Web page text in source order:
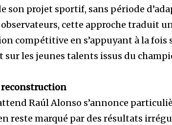
son projet sportif, sans période
cette approche traduit
compétitive en s’appuyant à la fois
sur les jeunes talents issus du
reconstruction
Raúl Alonso s’annonce
reste marqué par des résultats